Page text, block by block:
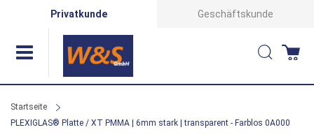
Privatkunde Geschäftskunde
Suche
Startseite
PLEXIGLAS® Platte / XT PMMA | 6mm stark | transparent - Farblos 0A000